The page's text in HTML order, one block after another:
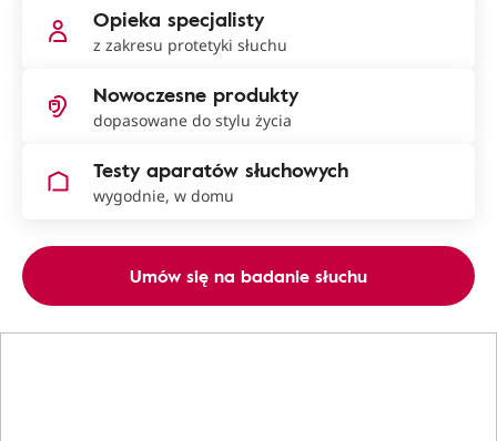
Opieka specjalisty
z zakresu protetyki słuchu
Nowoczesne produkty
dopasowane do stylu życia
Testy aparatów słuchowych
wygodnie, w domu
Umów się na badanie słuchu